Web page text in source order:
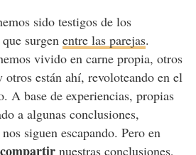
sido testigos de los
surgen entre las parejas.
vivido en carne propia, otros
otros están ahí, revoloteando en el
A base de experiencias, propias
a algunas conclusiones,
siguen escapando. Pero en
compartir nuestras conclusiones,